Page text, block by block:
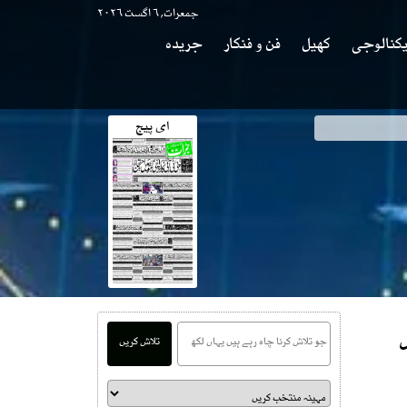
جمعرات, ۶ اگست ۲۰۲۶
کھیل فن و فنکار
جریدہ
ای پیج
تلاش کریں